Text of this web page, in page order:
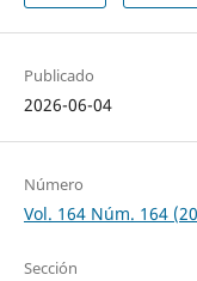
Publicado
2026-06-04
Número
Vol. 164 Núm. 164
Sección